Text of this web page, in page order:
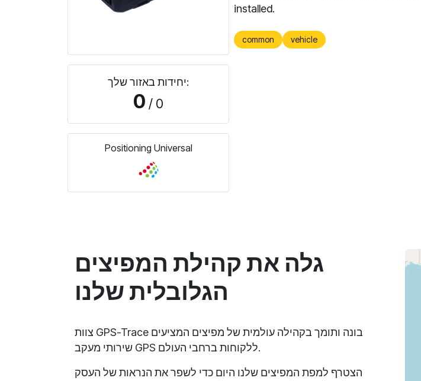
יחידות באזור שלך:
0 / 0
Positioning Universal
installed.
common vehicle
גלה את קהילת המפיצים
הגלובלית שלנו
צוות GPS-Trace בונה ותומך בקהילה עולמית של מפיצים המציעים
שירותי מעקב GPS ללקוחות ברחבי העולם.
הצטרף למפת המפיצים שלנו היום כדי לשפר את הנראות של העסק